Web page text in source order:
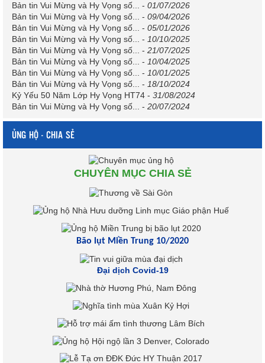
Bản tin Vui Mừng và Hy Vọng số... - 01/07/2026
Bản tin Vui Mừng và Hy Vọng số... - 09/04/2026
Bản tin Vui Mừng và Hy Vọng số... - 05/01/2026
Bản tin Vui Mừng và Hy Vọng số... - 10/10/2025
Bản tin Vui Mừng và Hy Vọng số... - 21/07/2025
Bản tin Vui Mừng và Hy Vọng số... - 10/04/2025
Bản tin Vui Mừng và Hy Vọng số... - 10/01/2025
Bản tin Vui Mừng và Hy Vọng số... - 18/10/2024
Kỷ Yếu 50 Năm Lớp Hy Vọng HT74 - 31/08/2024
Bản tin Vui Mừng và Hy Vọng số... - 20/07/2024
ỦNG HỘ - CHIA SẺ
CHUYÊN MỤC CHIA SẺ
Bão lụt Miền Trung 10/2020
Đại dịch Covid-19